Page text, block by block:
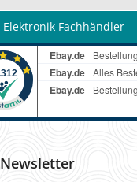
Elektronik Fachhändler
Newsletter